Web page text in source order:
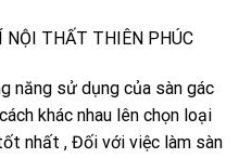
năng sử dụng của sàn gác
khác nhau lên chọn loại
nhất , Đối với việc làm sàn